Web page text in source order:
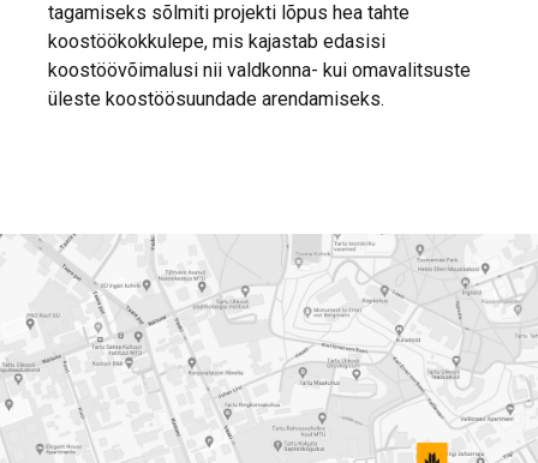
tagamiseks sõlmiti projekti lõpus hea tahte
koostöökokkulepe, mis kajastab edasisi
koostöövõimalusi nii valdkonna- kui omavalitsuste
üleste koostöösuundade arendamiseks.